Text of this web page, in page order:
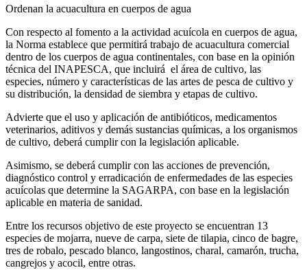
Ordenan la acuacultura en cuerpos de agua
Con respecto al fomento a la actividad acuícola en cuerpos de agua,
la Norma establece que permitirá trabajo de acuacultura comercial
dentro de los cuerpos de agua continentales, con base en la opinión
técnica del INAPESCA, que incluirá el área de cultivo, las
especies, número y características de las artes de pesca de cultivo y
su distribución, la densidad de siembra y etapas de cultivo.
Advierte que el uso y aplicación de antibióticos, medicamentos
veterinarios, aditivos y demás sustancias químicas, a los organismos
de cultivo, deberá cumplir con la legislación aplicable.
Asimismo, se deberá cumplir con las acciones de prevención,
diagnóstico control y erradicación de enfermedades de las especies
acuícolas que determine la SAGARPA, con base en la legislación
aplicable en materia de sanidad.
Entre los recursos objetivo de este proyecto se encuentran 13
especies de mojarra, nueve de carpa, siete de tilapia, cinco de bagre,
tres de robalo, pescado blanco, langostinos, charal, camarón, trucha,
cangrejos y acocil, entre otras.